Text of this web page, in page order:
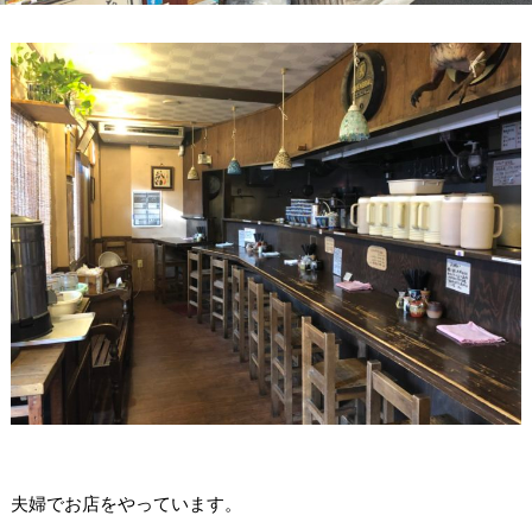
夫婦でお店をやっています。